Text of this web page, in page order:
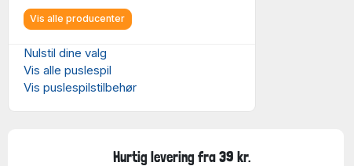
Vis alle producenter
Nulstil dine valg
Vis alle puslespil
Vis puslespilstilbehør
Hurtig levering fra 39 kr.